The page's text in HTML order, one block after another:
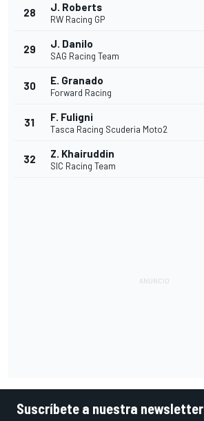
28 J. Roberts
RW Racing GP
29 J. Danilo
SAG Racing Team
30 E. Granado
Forward Racing
31 F. Fuligni
Tasca Racing Scuderia Moto2
32 Z. Khairuddin
SIC Racing Team
Suscríbete a nuestra newsletter